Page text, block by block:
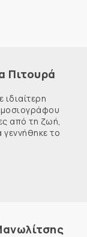
Πιτουρά
από τη ζωή,
γεννήθηκε το